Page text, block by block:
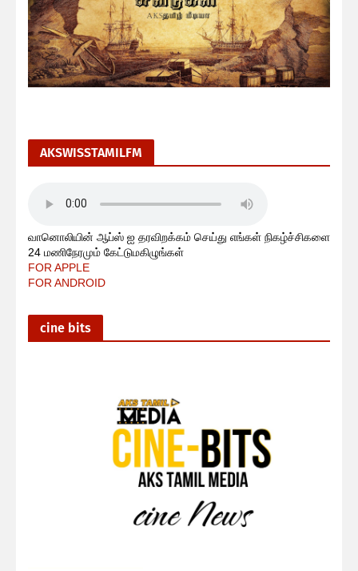
AKSWISSTAMILFM
வானொலியின் ஆப்ஸ் ஐ தரவிறக்கம் செய்து எங்கள் நிகழ்ச்சிகளை
24 மணிநேரமும் கேட்டுமகிழுங்கள்
FOR APPLE
FOR ANDROID
cine bits